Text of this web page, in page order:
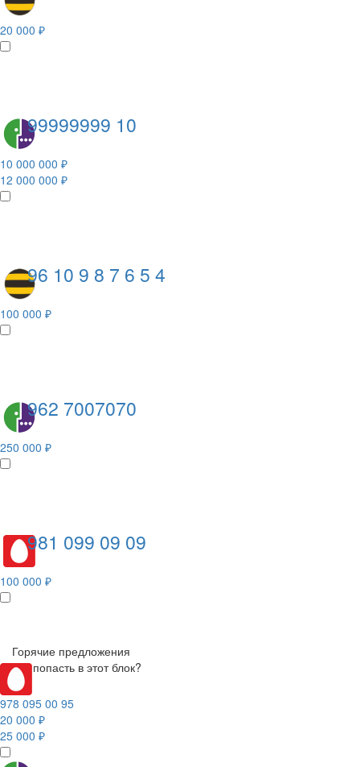
20 000 ₽
99999999 10
10 000 000 ₽
12 000 000 ₽
96 10 9 8 7 6 5 4
100 000 ₽
962 7007070
250 000 ₽
981 099 09 09
100 000 ₽
Горячие предложения
Как попасть в этот блок?
978 095 00 95
20 000 ₽
25 000 ₽